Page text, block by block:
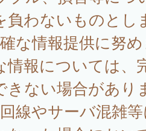
わないものとし
な情報提供に努め
情報については、
ない場合があり
線やサーバ混雑等